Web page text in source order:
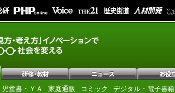
児童書・ＹＡ 家庭通販 コミック デジタル・電子書籍